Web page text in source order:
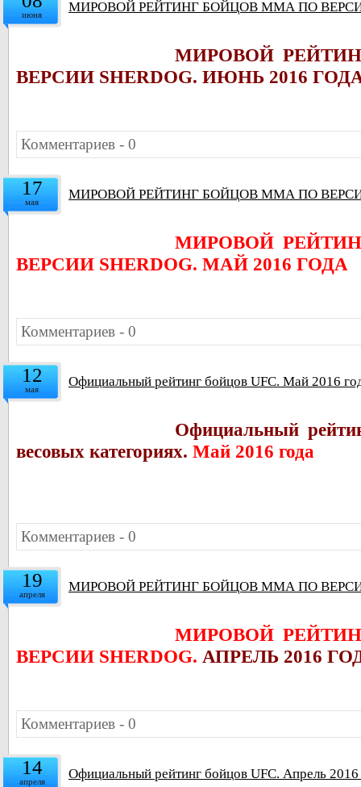
июня МИРОВОЙ РЕЙТИНГ БОЙЦОВ ММА ПО
МИРОВОЙ
ВЕРСИИ SHERDOG. ИЮНЬ 2016
Комментариев - 0
17
мая МИРОВОЙ РЕЙТИНГ БОЙЦОВ ММА ПО ВЕРСИИ
МИРОВОЙ
ВЕРСИИ SHERDOG. МАЙ 2016 ГОДА
Комментариев - 0
12
мая Официальный рейтинг бойцов UFC. Май 2016
Официальный
весовых категориях. Май 2016 года
Комментариев - 0
19
апреля МИРОВОЙ РЕЙТИНГ БОЙЦОВ ММА ПО ВЕРСИИ
МИРОВОЙ
ВЕРСИИ SHERDOG. АПРЕЛЬ 2016
Комментариев - 0
14
апреля Официальный рейтинг бойцов UFC. Апрель 2016